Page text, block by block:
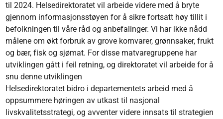
til 2024. Helsedirektoratet vil arbeide videre med å bryte
gjennom informasjonsstøyen for å sikre fortsatt høy tillit i
befolkningen til våre råd og anbefalinger. Vi har ikke nådd
målene om økt forbruk av grove kornvarer, grønnsaker, frukt
og bær, fisk og sjømat. For disse matvaregruppene har
utviklingen gått i feil retning, og direktoratet vil arbeide for å
snu denne utviklingen
Helsedirektoratet bidro i departementets arbeid med å
oppsummere høringen av utkast til nasjonal
livskvalitetsstrategi, og avventer videre innsats til strategien